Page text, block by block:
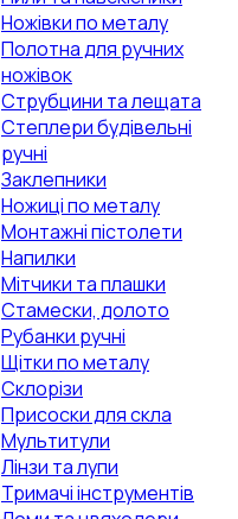
Ножівки по металу
Полотна для ручних
ножівок
Струбцини та лещата
Степлери будівельні
ручні
Заклепники
Ножиці по металу
Монтажні пістолети
Напилки
Мітчики та плашки
Стамески, долото
Рубанки ручні
Щітки по металу
Склорізи
Присоски для скла
Мультитули
Лінзи та лупи
Тримачі інструментів